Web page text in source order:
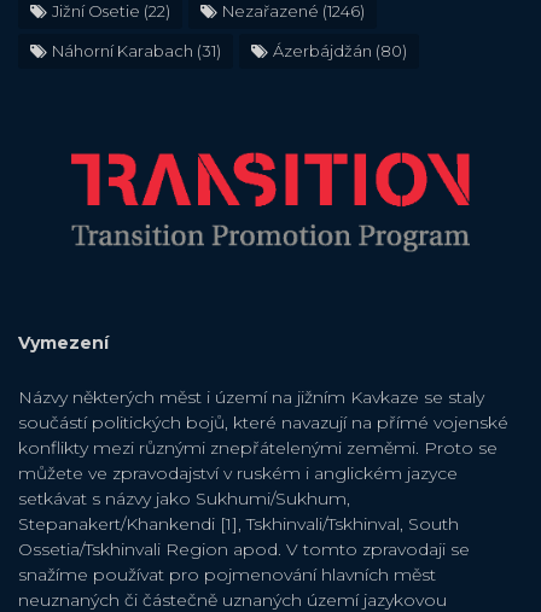
Jižní Osetie (22) Nezařazené (1246)
Náhorní Karabach (31) Ázerbájdžán (80)
Vymezení
Názvy některých měst i území na jižním Kavkaze se staly
součástí politických bojů, které navazují na přímé vojenské
konflikty mezi různými znepřátelenými zeměmi. Proto se
můžete ve zpravodajství v ruském i anglickém jazyce
setkávat s názvy jako Sukhumi/Sukhum,
Stepanakert/Khankendi [1], Tskhinvali/Tskhinval, South
Ossetia/Tskhinvali Region apod. V tomto zpravodaji se
snažíme používat pro pojmenování hlavních měst
neuznaných či částečně uznaných území jazykovou